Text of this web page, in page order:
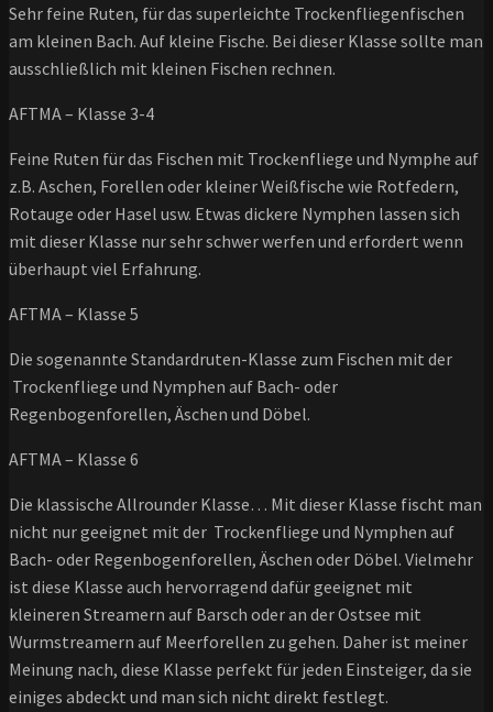
Sehr feine Ruten, für das superleichte Trockenfliegenfischen
am kleinen Bach. Auf kleine Fische. Bei dieser Klasse sollte man
ausschließlich mit kleinen Fischen rechnen.
AFTMA – Klasse 3-4
Feine Ruten für das Fischen mit Trockenfliege und Nymphe auf
z.B. Aschen, Forellen oder kleiner Weißfische wie Rotfedern,
Rotauge oder Hasel usw. Etwas dickere Nymphen lassen sich
mit dieser Klasse nur sehr schwer werfen und erfordert wenn
überhaupt viel Erfahrung.
AFTMA – Klasse 5
Die sogenannte Standardruten-Klasse zum Fischen mit der
Trockenfliege und Nymphen auf Bach- oder
Regenbogenforellen, Äschen und Döbel.
AFTMA – Klasse 6
Die klassische Allrounder Klasse… Mit dieser Klasse fischt man
nicht nur geeignet mit der Trockenfliege und Nymphen auf
Bach- oder Regenbogenforellen, Äschen oder Döbel. Vielmehr
ist diese Klasse auch hervorragend dafür geeignet mit
kleineren Streamern auf Barsch oder an der Ostsee mit
Wurmstreamern auf Meerforellen zu gehen. Daher ist meiner
Meinung nach, diese Klasse perfekt für jeden Einsteiger, da sie
einiges abdeckt und man sich nicht direkt festlegt.